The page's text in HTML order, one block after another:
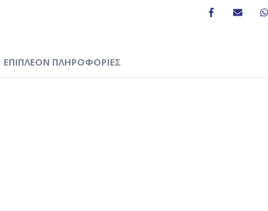
ΕΠΙΠΛΈΟΝ ΠΛΗΡΟΦΟΡΊΕΣ